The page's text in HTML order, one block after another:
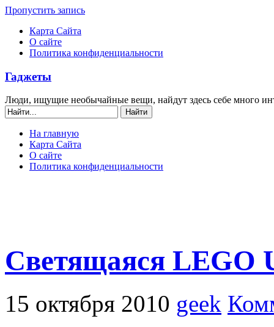
Пропустить запись
Карта Сайта
О сайте
Политика конфиденциальности
Гаджеты
Люди, ищущие необычайные вещи, найдут здесь себе много
На главную
Карта Сайта
О сайте
Политика конфиденциальности
Светящаяся LEGO
15 октября 2010 geek